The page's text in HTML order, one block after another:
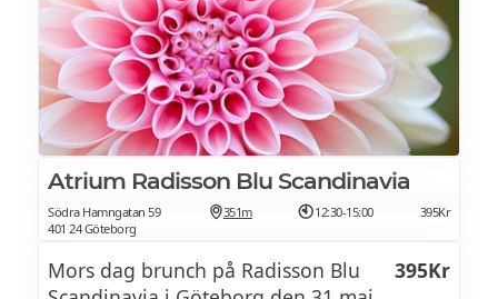
BRUNCHMENY
Ägg Benedict 185 kr
2 st pocherade ägg på rostat surdegsbröd
Kallrökt lax 185 kr
Atrium Radisson Blu Scandinavia
Södra Hamngatan 59
401 24 Göteborg
351m 12:30-15:00 395Kr
Mors dag brunch på Radisson Blu
395Kr